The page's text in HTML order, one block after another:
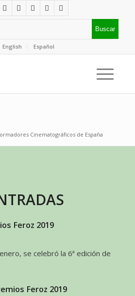
English Español
Cinematográficos de España
Feroz 2019
se celebró la 6ª edición de
Feroz 2019